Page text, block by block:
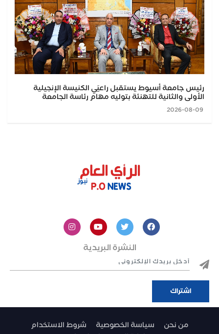
رئيس جامعة أسيوط يستقبل راعيَي الكنيسة الإنجيلية
الأولى والثانية للتهنئة بتوليه مهام رئاسة الجامعة
النشرة البريدية
من نحن سياسة الخصوصية
شروط الاستخدام